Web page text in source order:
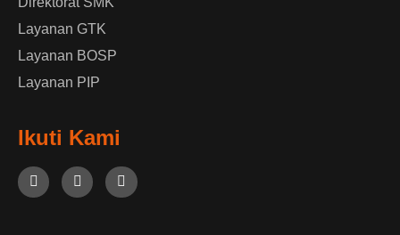
Layanan GTK
Layanan BOSP
Layanan PIP
Ikuti Kami